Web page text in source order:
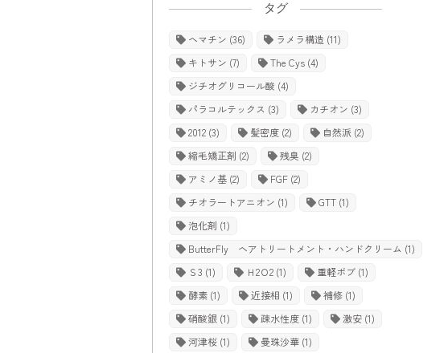
タグ
ヘマチン (36) ラメラ構造 (11)
キトサン (7) The Cys (4)
ジチオグリコール酸 (4)
パラコルテックス (3) カチオン (3)
2012 (3) 髪密度 (2) 自然派 (2)
縮毛矯正剤 (2) 残臭 (2)
アミノ基 (2) FGF (2)
チオラートアニオン (1) GTT (1)
泡化剤 (1)
ButterFly ヘアトリートメント・ハンドクリーム (1)
Ｓ3 (1) Ｈ2Ｏ2 (1) 重軽ボブ (1)
酵素 (1) 近接相 (1) 補修 (1)
硝酸銀 (1) 疎水性度 (1) 激安 (1)
河津桜 (1) 曼珠沙華 (1)